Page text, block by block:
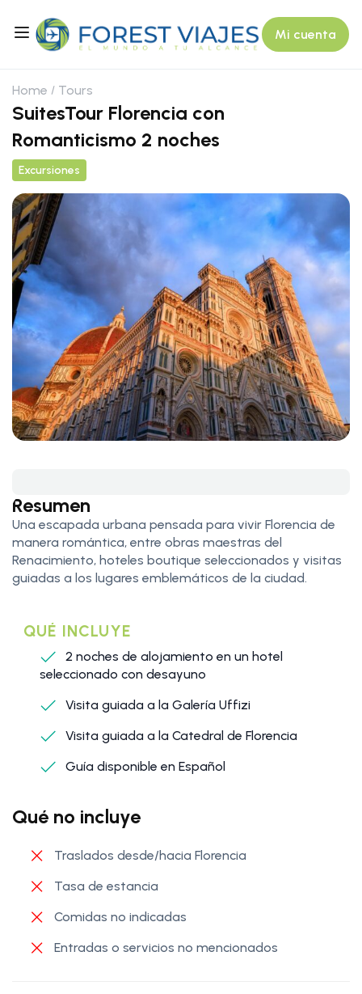
Mi cuenta
Home Tours
SuitesTour Florencia con
Romanticismo 2 noches
Excursiones
Resumen
Una escapada urbana pensada para vivir Florencia de
manera romántica, entre obras maestras del
Renacimiento, hoteles boutique seleccionados y visitas
guiadas a los lugares emblemáticos de la ciudad.
QUÉ INCLUYE
2 noches de alojamiento en un hotel
seleccionado con desayuno
Visita guiada a la Galería Uffizi
Visita guiada a la Catedral de Florencia
Guía disponible en Español
Qué no incluye
Traslados desde/hacia Florencia
Tasa de estancia
Comidas no indicadas
Entradas o servicios no mencionados